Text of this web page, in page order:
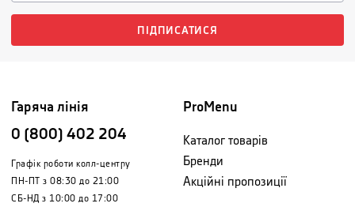
ПІДПИСАТИСЯ
Гаряча лінія
0 (800) 402 204
Графік роботи колл-центру
ПН-ПТ з 08:30 до 21:00
СБ-НД з 10:00 до 17:00
ProMenu
Каталог товарів
Бренди
Акційні пропозиції